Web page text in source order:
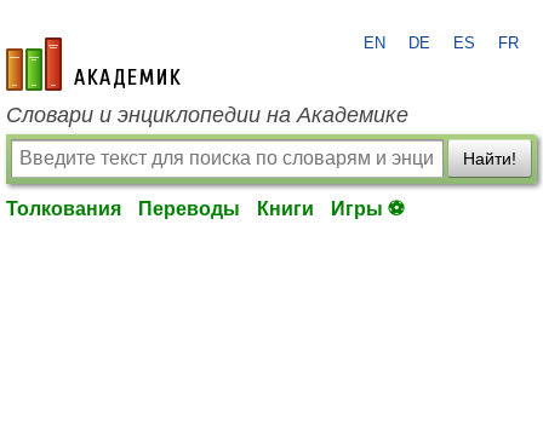
academic.ru
EN DE ES FR
Словари и энциклопедии на Академике
Найти!
Толкования Переводы Книги Игры ⚽